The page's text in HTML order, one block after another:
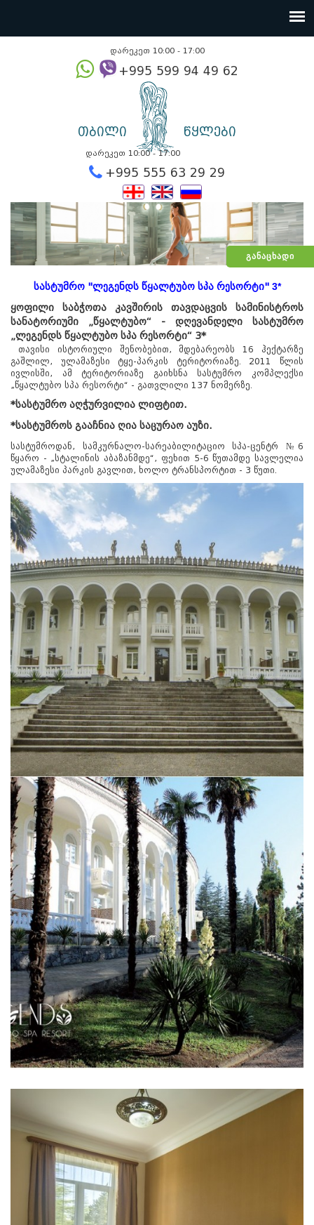
ᲒᲐᲜᲐᲪᲮᲐᲓᲘ
დარეკეთ 10:00 - 17:00
თბილი წყლები
დარეკეთ 10:00 - 17:00
+995 555 63 29
სასტუმრო "ლეგენდს წყალტუბო სპა რესორტი" 3*
ყოფილი საბჭოთა კავშირის თავდაცვის სამინისტროს
სანატორიუმი „წყალტუბო“ - დღევანდელი სასტუმრო
„ლეგენდს წყალტუბო სპა რესორტი“ 3*
თავისი ისტორიული შენობებით, მდებარეობს 16 ჰექტარზე
გაშლილ, ულამაზესი ტყე-პარკის ტერიტორიაზე. 2011 წლის
ივლისში, ამ ტერიტორიაზე გაიხსნა სასტუმრო კომპლექსი
„წყალტუბო სპა რესორტი“ - გათვლილი 137 ნომერზე.
*სასტუმრო აღჭურვილია ლიფტით.
*სასტუმროს გააჩნია ღია საცურაო აუზი.
სასტუმროდან, სამკურნალო-სარეაბილიტაციო სპა-ცენტრ №6
წყარო - „სტალინის აბაზანმდე“, ფეხით 5-6 წუთამდე სავლელია
ულამაზესი პარკის გავლით, ხოლო ტრანსპორტით - 3 წუთი.